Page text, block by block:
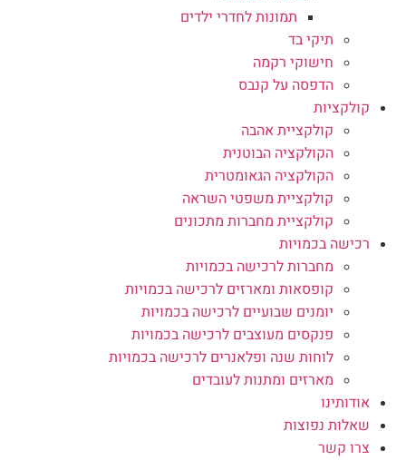
תמונות לחדרי ילדים
תיקי בד
חישוקי רקמה
הדפסה על קנבס
קולקציות
קולקציית אהבה
הקולקציה הבוטנית
הקולקציה הגאומטרית
קולקציית משפטי השראה
קולקציית מחברות מתכונים
רכישה בכמויות
מחברות לרכישה בכמויות
קופסאות ומארזים לרכישה בכמויות
יומנים שבועיים לרכישה בכמויות
פנקסים מעוצבים לרכישה בכמויות
לוחות שנה ופלאנרים לרכישה בכמויות
מארזים ומתנות לעובדים
אודותינו
שאלות נפוצות
צרו קשר